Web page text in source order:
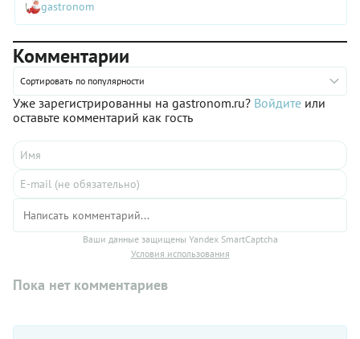
gastronom
Комментарии
Сортировать по популярности
Уже зарегистрированны на gastronom.ru? Войдите или
оставьте комментарий как гость
Ваши данные защищены Yandex SmartCaptcha
Условия использования
Пока нет комментариев